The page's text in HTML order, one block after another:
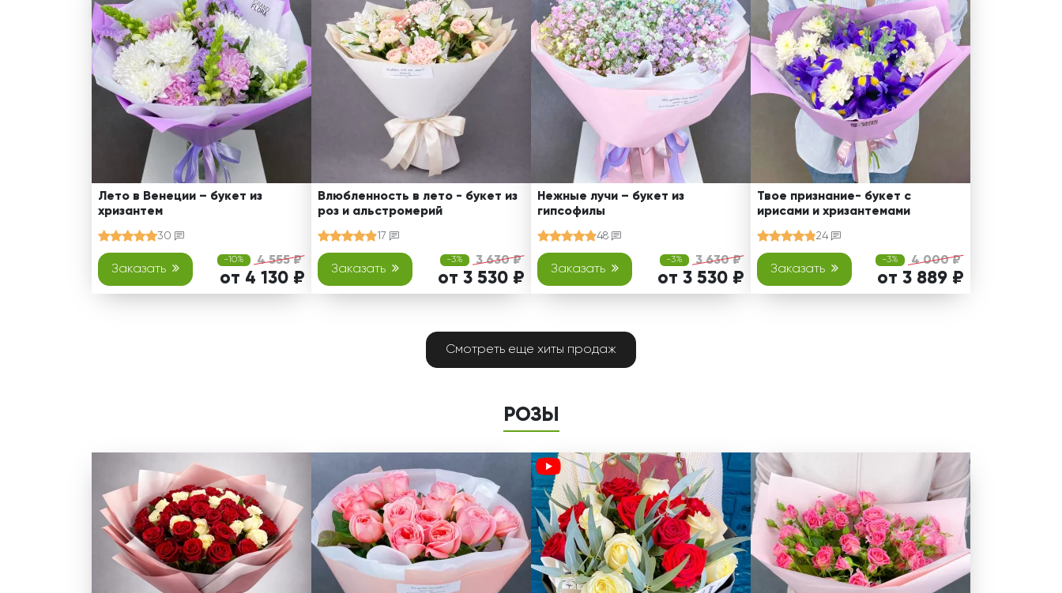
Сердца из роз
Лето в Венеции – букет из
хризантем
30
Заказать
-10% 4 555 ₽
от 4 130 ₽
Влюбленность в лето - букет из
роз и альстромерий
17
Заказать
-3% 3 630 ₽
от 3 530 ₽
Нежные лучи – букет из
гипсофилы
48
Заказать
-3% 3 630 ₽
от 3 530 ₽
Твое признание- букет с
ирисами и хризантемами
24
Заказать
-3% 4 000 ₽
от 3 889 ₽
Смотреть еще хиты продаж
РОЗЫ